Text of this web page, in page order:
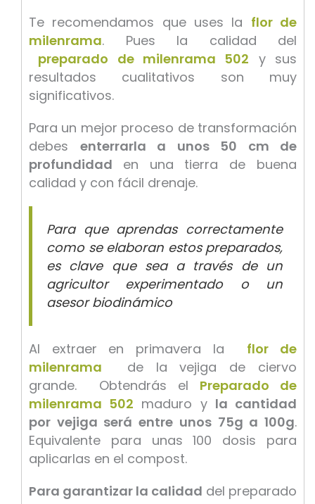
Te recomendamos que uses la flor de
milenrama. Pues la calidad del
preparado de milenrama 502 y sus
resultados cualitativos son muy
significativos.
Para un mejor proceso de transformación
debes enterrarla a unos 50 cm de
profundidad en una tierra de buena
calidad y con fácil drenaje.
Para que aprendas correctamente
como se elaboran estos preparados,
es clave que sea a través de un
agricultor experimentado o un
asesor biodinámico
Al extraer en primavera la
flor de
milenrama de la vejiga de ciervo
grande. Obtendrás el Preparado de
milenrama 502 maduro y la cantidad
por vejiga será entre unos 75g a 100g.
Equivalente para unas 100 dosis para
aplicarlas en el compost.
Para garantizar la calidad del preparado